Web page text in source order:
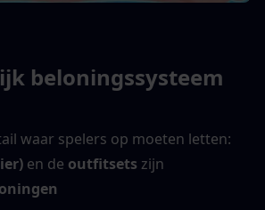
beloningssysteem
waar spelers op moeten letten:
en de outfitsets